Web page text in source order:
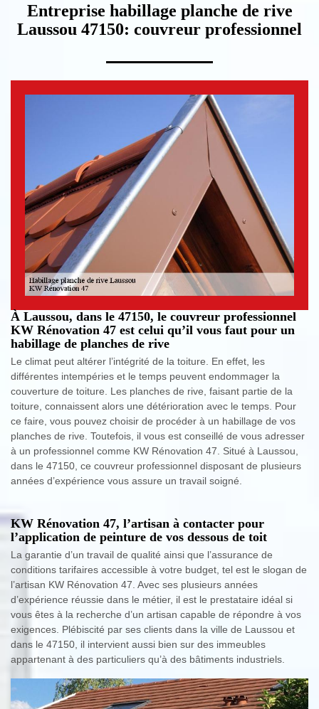
Entreprise habillage planche de rive
Laussou 47150: couvreur professionnel
À Laussou, dans le 47150, le couvreur professionnel
KW Rénovation 47 est celui qu’il vous faut pour un
habillage de planches de rive
Le climat peut altérer l’intégrité de la toiture. En effet, les
différentes intempéries et le temps peuvent endommager la
couverture de toiture. Les planches de rive, faisant partie de la
toiture, connaissent alors une détérioration avec le temps. Pour
ce faire, vous pouvez choisir de procéder à un habillage de vos
planches de rive. Toutefois, il vous est conseillé de vous adresser
à un professionnel comme KW Rénovation 47. Situé à Laussou,
dans le 47150, ce couvreur professionnel disposant de plusieurs
années d’expérience vous assure un travail soigné.
KW Rénovation 47, l’artisan à contacter pour
l’application de peinture de vos dessous de toit
La garantie d’un travail de qualité ainsi que l’assurance de
conditions tarifaires accessible à votre budget, tel est le slogan de
l’artisan KW Rénovation 47. Avec ses plusieurs années
d’expérience réussie dans le métier, il est le prestataire idéal si
vous êtes à la recherche d’un artisan capable de répondre à vos
exigences. Plébiscité par ses clients dans la ville de Laussou et
dans le 47150, il intervient aussi bien sur des immeubles
appartenant à des particuliers qu’à des bâtiments industriels.